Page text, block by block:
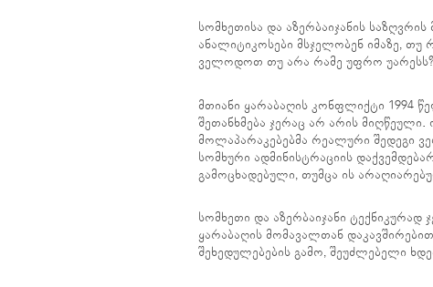
სომხეთისა და აზერბაიჯანის საზღვრის
ანალიტიკოსები მსჯელობენ იმაზე, თუ
ველოდოთ თუ არა რამე უფრო უარესს?
მთიანი ყარაბაღის კონფლიქტი 1994
შეთანხმება ჯერაც არ არის მიღწეული.
მოლაპარაკებებმა რეალური შედეგი
სომხური ადმინისტრაციის
გამოცხადებული, თუმცა ის
სომხეთი და აზერბაიჯანი
ყარაბაღის მომავალთან
შეხედულებების გამო, შეუძლებელი